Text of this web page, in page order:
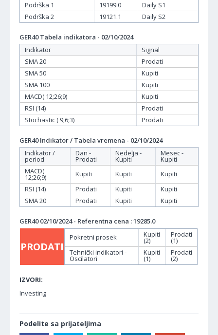
Podrška 1
19199.0
Daily S1
Podrška 2
19121.1 Daily S2
GER40 Tabela indikatora - 02/10/2024
Indikator
Signal
SMA 20
Prodati
SMA 50
Kupiti
SMA 100
Kupiti
MACD( 12;26;9)
Kupiti
RSI (14)
Prodati
Stochastic ( 9;6;3)
Prodati
GER40 Indikator / Tabela vremena - 02/10/2024
Indikator /
period
Dan -
Prodati
Nedelja -
Kupiti
Mesec -
Kupiti
MACD(
12;26;9) Kupiti Kupiti
Kupiti
RSI (14)
Prodati Kupiti
Kupiti
SMA 20
Prodati Kupiti Kupiti
GER40 02/10/2024 - Referentna cena : 19285.0
PRODATI
Pokretni prosek Kupiti
(2)
Prodati
(1)
Tehnički indikatori -
Oscilatori
Kupiti
(1)
Prodati
(2)
IZVORI:
Investing
Podelite sa prijateljima